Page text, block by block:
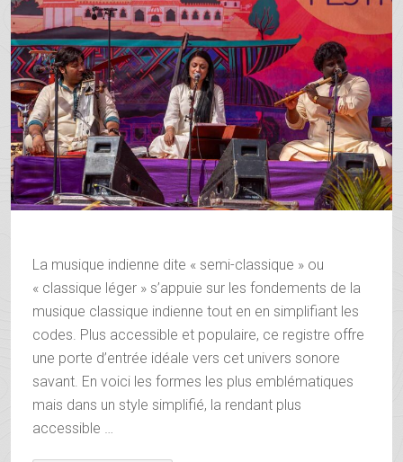
La musique indienne dite « semi-classique » ou
« classique léger » s’appuie sur les fondements de la
musique classique indienne tout en en simplifiant les
codes. Plus accessible et populaire, ce registre offre
une porte d’entrée idéale vers cet univers sonore
savant. En voici les formes les plus emblématiques
mais dans un style simplifié, la rendant plus
accessible …